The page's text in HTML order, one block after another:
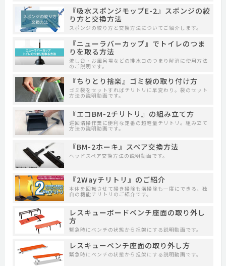
『吸水スポンジモップE-2』スポンジの絞
り方と交換方法
スポンジの絞り方と交換方法についてご紹介します。
『ニューラバーカップ』でトイレのつま
りを取る方法
流し台・お風呂場などの排水口のつまり解消に使用方法
のご説明です。
『ちりとり捨楽』ゴミ袋の取り付け方
ゴミ袋をセットすればチリトリに早変わり。袋のセット
方法の説明動画です。
『エコBM-2チリトリ』の組み立て方
巡回清掃作業に便利な定番の超軽量チリトリ。組み立て
方法の説明動画です。
『BM-2ホーキ』スペア交換方法
ヘッドスペア交換方法の説明動画です。
『2Wayチリトリ』のご紹介
本体を回転させて掃き掃除も溝掃除も一度にできる、独
自の機能チリトリのご紹介です。
レスキューボードベンチ座面の取り外し
方
緊急時にベンチの状態から担架にする説明動画です。
レスキューベンチ座面の取り外し方
緊急時にベンチの状態から担架にする説明動画です。